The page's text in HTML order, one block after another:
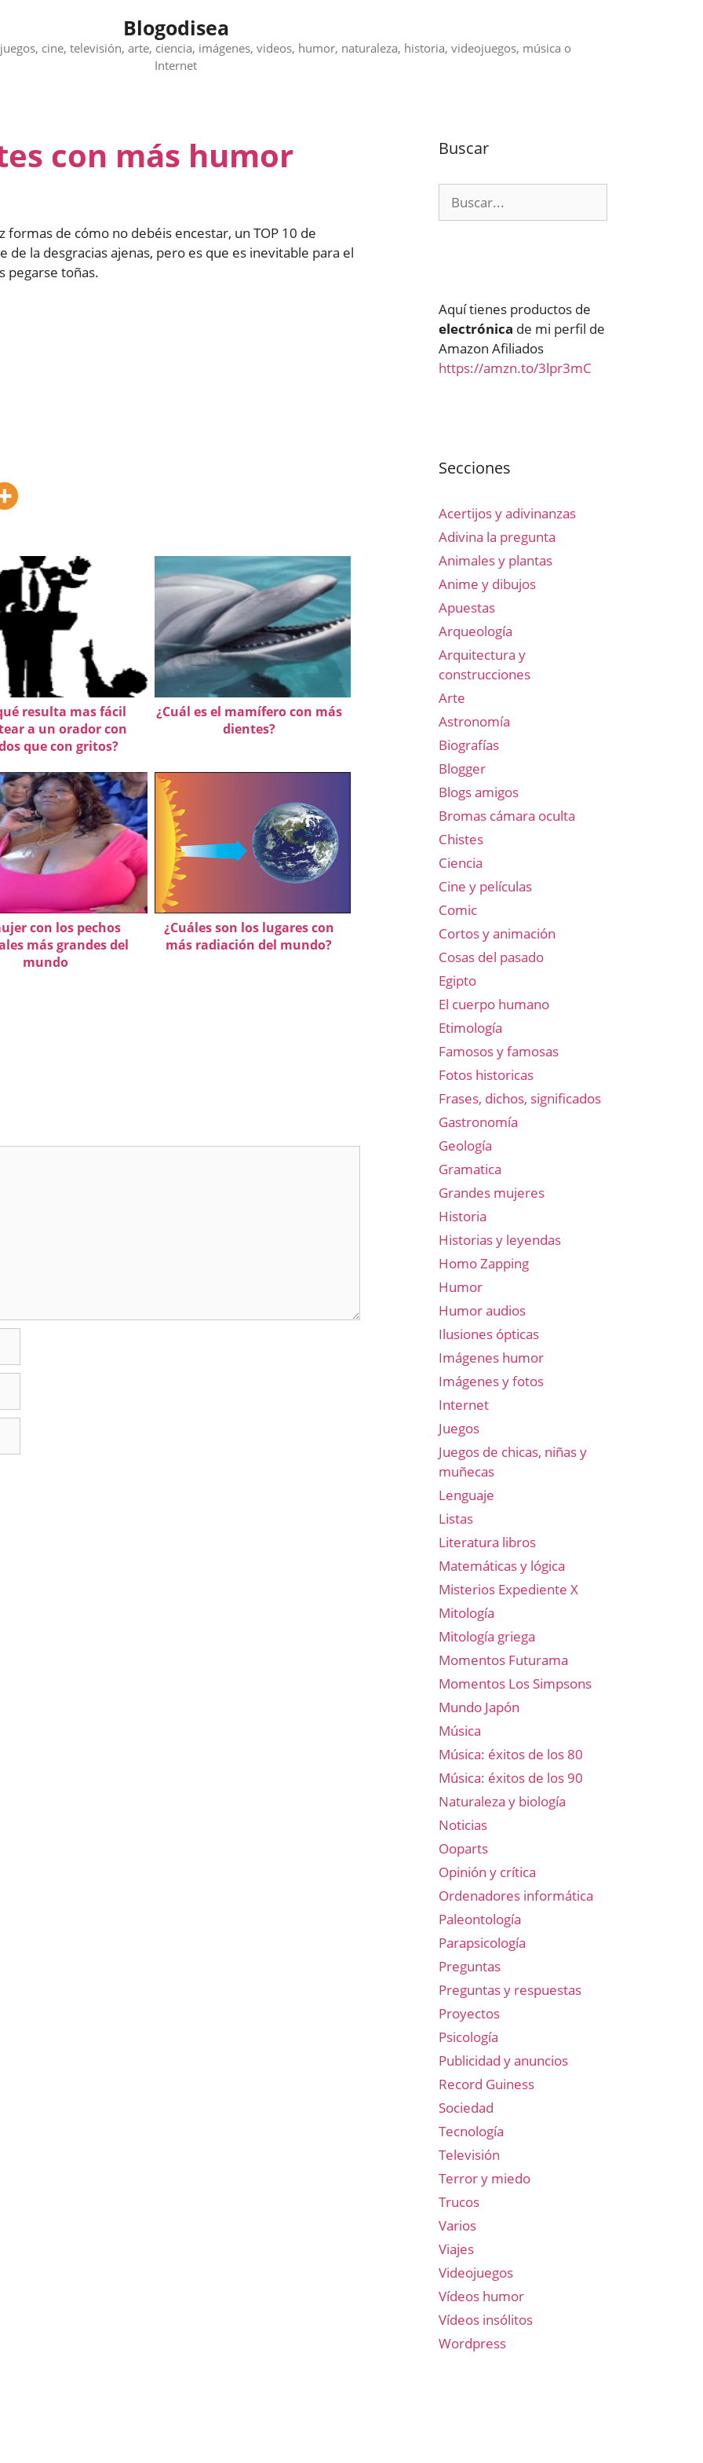
Blogodisea
cine, televisión, arte, ciencia, imágenes, videos, humor, naturaleza, historia, videojuegos, música o
Internet
con más humor
formas de cómo no debéis encestar, un TOP 10 de
de la desgracias ajenas, pero es que es inevitable para el
pegarse toñas.
resulta mas fácil
a un orador con
que con gritos?
¿Cuál es el mamífero con más
dientes?
con los pechos
más grandes del
mundo
¿Cuáles son los lugares con
más radiación del mundo?
Buscar
Aquí tienes productos de
electrónica de mi perfil de
Amazon Afiliados
https://amzn.to/3lpr3mC
Secciones
Acertijos y adivinanzas
Adivina la pregunta
Animales y plantas
Anime y dibujos
Apuestas
Arqueología
Arquitectura y
construcciones
Arte
Astronomía
Biografías
Blogger
Blogs amigos
Bromas cámara oculta
Chistes
Ciencia
Cine y películas
Comic
Cortos y animación
Cosas del pasado
Egipto
El cuerpo humano
Etimología
Famosos y famosas
Fotos historicas
Frases, dichos, significados
Gastronomía
Geología
Gramatica
Grandes mujeres
Historia
Historias y leyendas
Homo Zapping
Humor
Humor audios
Ilusiones ópticas
Imágenes humor
Imágenes y fotos
Internet
Juegos
Juegos de chicas, niñas y
muñecas
Lenguaje
Listas
Literatura libros
Matemáticas y lógica
Misterios Expediente X
Mitología
Mitología griega
Momentos Futurama
Momentos Los Simpsons
Mundo Japón
Música
Música: éxitos de los 80
Música: éxitos de los 90
Naturaleza y biología
Noticias
Ooparts
Opinión y crítica
Ordenadores informática
Paleontología
Parapsicología
Preguntas
Preguntas y respuestas
Proyectos
Psicología
Publicidad y anuncios
Record Guiness
Sociedad
Tecnología
Televisión
Terror y miedo
Trucos
Varios
Viajes
Videojuegos
Vídeos humor
Vídeos insólitos
Wordpress